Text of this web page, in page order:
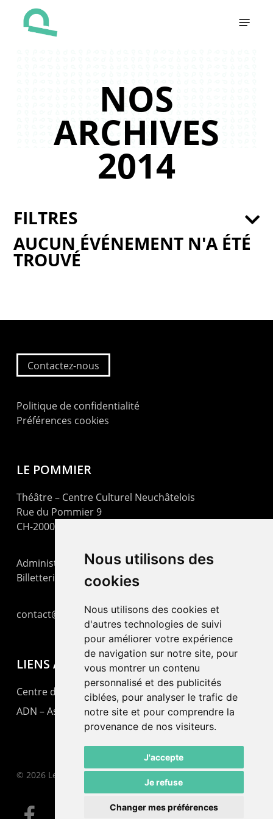
Nous utilisons des
cookies
Nous utilisons des cookies et
d'autres technologies de suivi
pour améliorer votre expérience
de navigation sur notre site, pour
vous montrer un contenu
personnalisé et des publicités
ciblées, pour analyser le trafic de
notre site et pour comprendre la
provenance de nos visiteurs.
J'accepte
Je refuse
Changer mes préférences
NOS
ARCHIVES
2014
AUCUN ÉVÉNEMENT N'A ÉTÉ
TROUVÉ
FILTRES
Contactez-nous
Politique de confidentialité
Préférences cookies
LE POMMIER
Théâtre – Centre Culturel Neuchâtelois
Rue du Pommier 9
CH-2000 Neuchâtel
Administration : +41 32 725 03 03
Billetterie : +41 32 725 05 05
contact@lepommier.ch
LIENS AMIS
Centre de culture ABC
ADN – Association Danse Neuchâtel
© 2026 Le Pommier.
facebook email